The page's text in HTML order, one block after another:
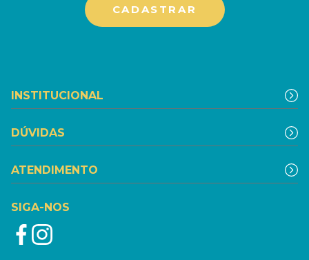
INSTITUCIONAL
DÚVIDAS
ATENDIMENTO
SIGA-NOS